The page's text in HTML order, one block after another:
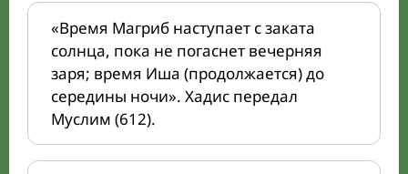
«Время Магриб наступает с заката
солнца, пока не погаснет вечерняя
заря; время Иша (продолжается) до
середины ночи». Хадис передал
Муслим (612).